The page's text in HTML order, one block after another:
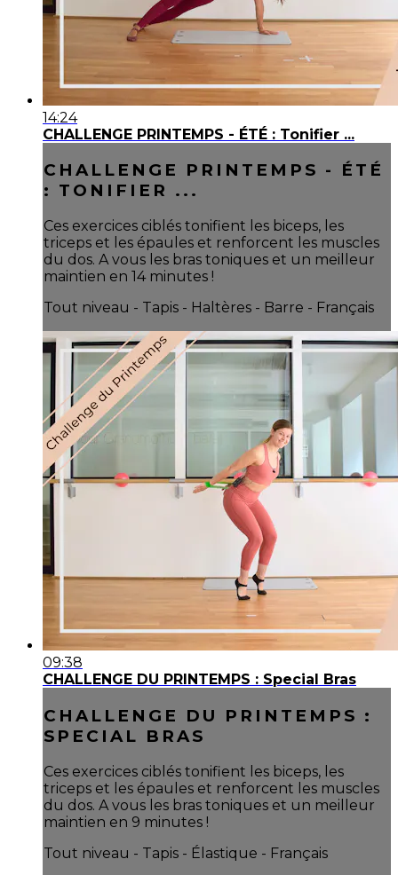
14:24
CHALLENGE PRINTEMPS - ÉTÉ : Tonifier ...
CHALLENGE PRINTEMPS - ÉTÉ
: TONIFIER ...
Ces exercices ciblés tonifient les biceps, les
triceps et les épaules et renforcent les muscles
du dos. A vous les bras toniques et un meilleur
maintien en 14 minutes !
Tout niveau - Tapis - Haltères - Barre - Français
09:38
CHALLENGE DU PRINTEMPS : Special Bras
CHALLENGE DU PRINTEMPS :
SPECIAL BRAS
Ces exercices ciblés tonifient les biceps, les
triceps et les épaules et renforcent les muscles
du dos. A vous les bras toniques et un meilleur
maintien en 9 minutes !
Tout niveau - Tapis - Élastique - Français